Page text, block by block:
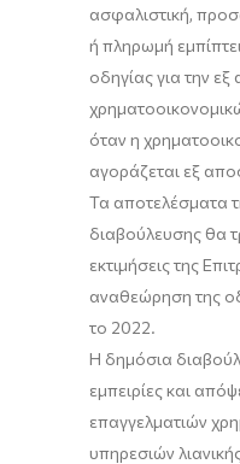
ασφαλιστική,
ή πληρωμή
οδηγίας για την
όταν η
αγοράζεται εξ
Τα αποτελέσματα
διαβούλευσης θα
εκτιμήσεις της
αναθεώρηση της
το 2022.
Η δημόσια
εμπειρίες και
επαγγελματιών
υπηρεσιών